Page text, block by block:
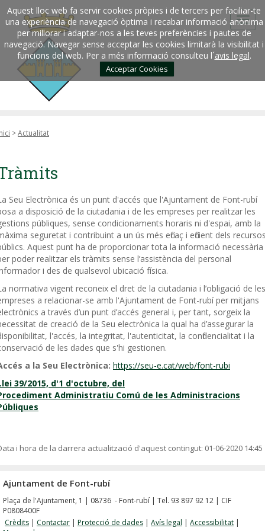
Aquest lloc web fa servir cookies pròpies i de tercers per faciliar-te
una experiència de navegació òptima i recabar informació anònima
per millorar i adaptar-nos a les teves preferències i pautes de
navegació. Navegar sense acceptar les cookies limitarà la visibilitat i
funcions del web. Per a més informació consulteu l´avis legal.
Acceptar Cookies
>Actualitat
Seu Electrònica és un punt d'accés que l'Ajuntament de Font-rubí
a disposició de la ciutadania i de les empreses per realitzar les
públiques, sense condicionaments horaris ni d'espai, amb la
seguretat i contribuint a un ús més eficaç i eficient dels
Aquest punt ha de proporcionar tota la informació necessària
poder realitzar els tràmits sense l’assistència del personal
i des de qualsevol ubicació física.
normativa vigent reconeix el dret de la ciutadania i l’obligació de les
a relacionar-se amb l'Ajuntament de Font-rubí per mitjans
a través d’un punt d’accés general i, per tant, sorgeix la
de creació de la Seu electrònica la qual ha d’assegurar la
l'accés, la integritat, l'autenticitat, la confidencialitat i la
de les dades que s'hi gestionen.
a la Seu Electrònica: https://seu-e.cat/web/font-rubi
39/2015, d'1 d'octubre, del
Administratiu Comú de les Administracions
i hora de la darrera actualització d'aquest contingut: 01-06-2020 14:45
Ajuntament de Font-rubí
Plaça de l'Ajuntament, 1 | 08736 - Font-rubí | Tel. 93 897 92 12 | CIF
P0808400F
Crèdits | Contactar | Protecció de dades | Avís legal | Accessibilitat |